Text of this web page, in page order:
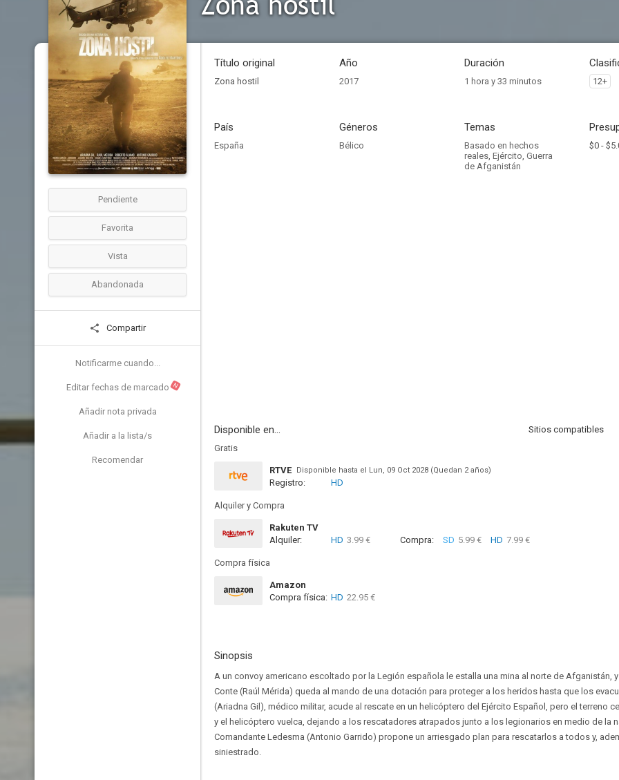
Pendiente
Favorita
Vista
Abandonada
Compartir
Notificarme cuando...
Editar fechas de marcado N
Añadir nota privada
Añadir a la lista/s
Recomendar
Título original
Zona hostil
Año
2017
Duración
1 hora y 33 minutos 12+
País
España
Géneros
Bélico
Temas
Basado en hechos
reales, Ejército, Guerra
de Afganistán
$0 -
Disponible en...
Sitios compatibles
Gratis
RTVE Disponible hasta el Lun, 09 Oct 2028 (Quedan 2 años)
Registro: HD
Alquiler y Compra
Rakuten TV
Alquiler:
HD 3.99 € Compra: SD 5.99 € HD 7.99 €
Compra física
Amazon
Compra física: HD 22.95 €
Sinopsis
A un convoy americano escoltado por la Legión española le estalla una mina al norte de Afganistán,
Conte (Raúl Mérida) queda al mando de una dotación para proteger a los heridos hasta que los
(Ariadna Gil), médico militar, acude al rescate en un helicóptero del Ejército Español, pero el terreno
y el helicóptero vuelca, dejando a los rescatadores atrapados junto a los legionarios en medio de la
Comandante Ledesma (Antonio Garrido) propone un arriesgado plan para rescatarlos a todos y,
siniestrado.